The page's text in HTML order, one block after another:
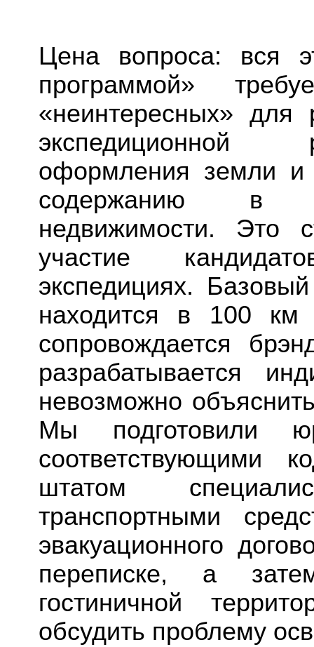
Цена вопроса: вся
программой»
«неинтересных» для
экспедиционной
оформления земли и
содержанию в
недвижимости. Это
участие
экспедициях.
находится в 100
сопровождается
разрабатывается
невозможно
Мы подготовили
соответствующими
штатом
транспортными
эвакуационного
переписке, а
гостиничной
обсудить проблему